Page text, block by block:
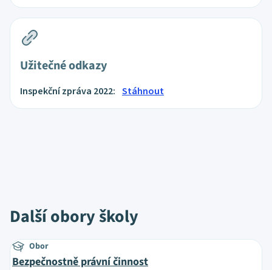
Užitečné odkazy
Inspekční zpráva 2022: Stáhnout
Další obory školy
Obor
Bezpečnostně právní činnost